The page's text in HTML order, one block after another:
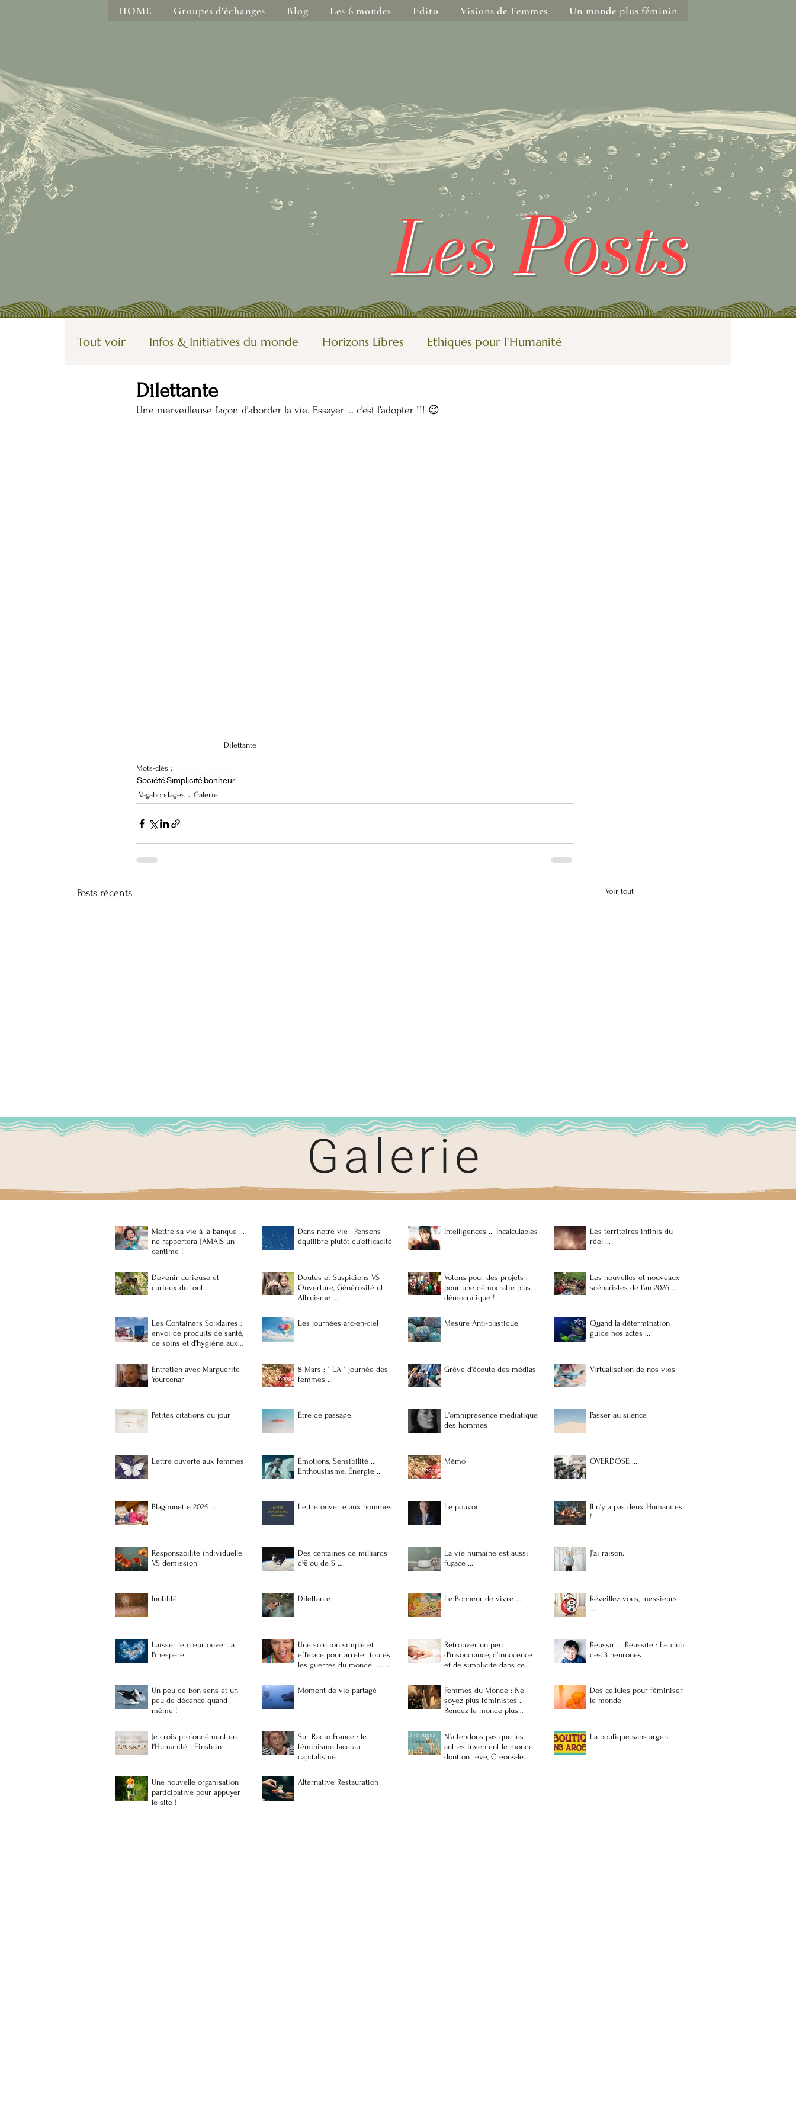
HOME Groupes d'échanges Blog Les 6 mondes Edito Visions de Femmes Un monde plus féminin
LesPosts
Tout voir Infos & Initiatives du monde Horizons Libres Ethiques pour l'Humanité
Vagabondages Utopies, fictions, rêves
Dilettante
Une merveilleuse façon d’aborder la vie. Essayer … c’est l’adopter !!! 😉
Dilettante
Mots-clés :
SociétéSimplicitébonheur
Vagabondages Galerie
Posts récents Voir tout
D'autres chemins se dessinent ... Ah, la douceur ... Quel bonheur !
Arrêtons d’apprendre ce que
Découvrons par nous-mêmes.
Galerie
Mettre sa vie à la banque ...
ne rapportera JAMAIS un
centime !
Dans notre vie : Pensons
équilibre plutôt qu'efficacité
Intelligences ... Incalculables
Les territoires infinis du
réel ...
Devenir curieuse et
curieux de tout ...
Doutes et Suspicions VS
Ouverture, Générosité et
Altruisme ...
Votons pour des projets :
pour une démocratie plus …
démocratique !
Les nouvelles et nouveaux
scénaristes de l’an 2026 …
Les Containers Solidaires :
envoi de produits de santé,
de soins et d'hygiène aux
Les journées arc-en-ciel Mesure Anti-plastique
Quand la détermination
guide nos actes ...
Entretien avec Marguerite
Yourcenar
8 Mars : " LA " journée des
femmes ...
Grève d'écoute des médias Virtualisation de nos vies
Petites citations du jour Être de passage.
L'omniprésence médiatique
des hommes
Passer au silence
Lettre ouverte aux femmes
Émotions, Sensibilité ...
Enthousiasme, Énergie ...
Mémo OVERDOSE ...
Blagounette 2025 ... Lettre ouverte aux hommes Le pouvoir
Il n'y a pas deux Humanités
!
Responsabilité individuelle
VS démission
Des centaines de milliards
d'€ ou de $ ….
La vie humaine est aussi
fugace ...
J’ai raison.
Inutilité Dilettante Le Bonheur de vivre …
Réveillez-vous, messieurs
...
Laisser le cœur ouvert à
l'inespéré
Une solution simple et
efficace pour arrêter toutes
les guerres du monde .........
Retrouver un peu
d'insouciance, d'innocence
et de simplicité dans ce
Réussir ... Réussite : Le club
des 3 neurones
Un peu de bon sens et un
peu de décence quand
même !
Moment de vie partagé
Femmes du Monde : Ne
soyez plus féministes ...
Rendez le monde plus
Des cellules pour féminiser
le monde
Je crois profondément en
l'Humanité - Einstein
Sur Radio France : le
féminisme face au
capitalisme
N’attendons pas que les
autres inventent le monde
dont on rêve, Créons-le
La boutique sans argent
Une nouvelle organisation
participative pour appuyer
le site !
Alternative Restauration